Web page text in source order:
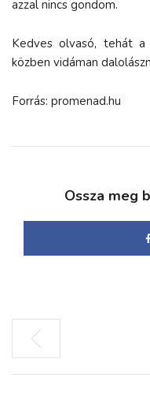
azzal nincs gondom.
Kedves olvasó, tehát
közben vidáman
Forrás: promenad.hu
Ossza meg